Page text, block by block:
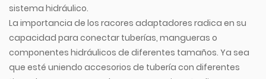
sistema hidráulico.
La importancia de los racores adaptadores radica en su
capacidad para conectar tuberías, mangueras o
componentes hidráulicos de diferentes tamaños. Ya sea
que esté uniendo accesorios de tubería con diferentes